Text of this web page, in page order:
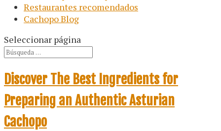
Restaurantes recomendados
Cachopo Blog
Seleccionar página
Discover The Best Ingredients for
Preparing an Authentic Asturian
Cachopo